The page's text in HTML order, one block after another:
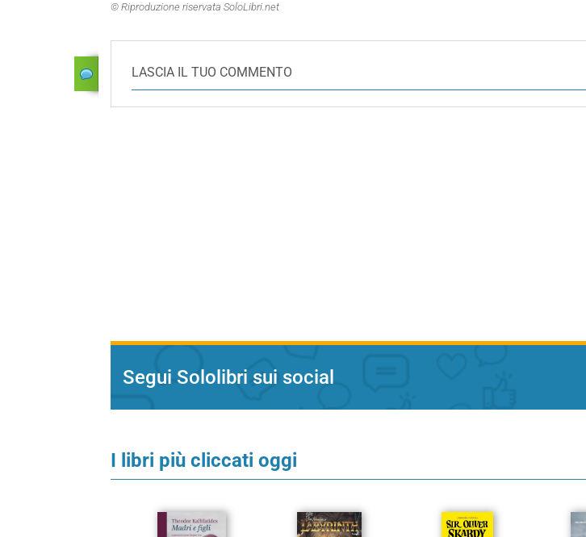
© Riproduzione riservata SoloLibri.net
LASCIA IL TUO COMMENTO
Segui Sololibri sui social
I libri più cliccati oggi